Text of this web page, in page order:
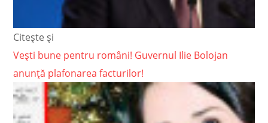
Citește și
Vești bune pentru români! Guvernul Ilie Bolojan
anunță plafonarea facturilor!